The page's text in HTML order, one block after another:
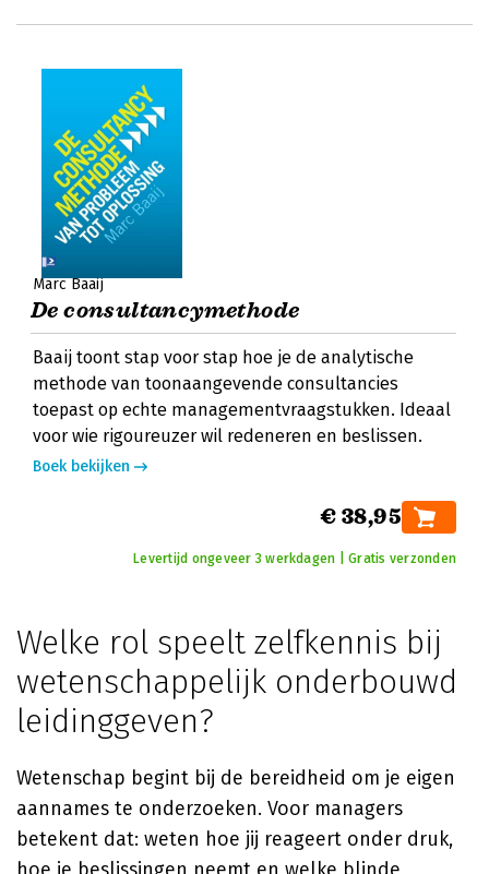
Marc Baaij
De consultancymethode
Baaij toont stap voor stap hoe je de analytische
methode van toonaangevende consultancies
toepast op echte managementvraagstukken. Ideaal
voor wie rigoureuzer wil redeneren en beslissen.
Boek bekijken
€ 38,95
Levertijd ongeveer 3 werkdagen | Gratis verzonden
Welke rol speelt zelfkennis bij
wetenschappelijk onderbouwd
leidinggeven?
Wetenschap begint bij de bereidheid om je eigen
aannames te onderzoeken. Voor managers
betekent dat: weten hoe jij reageert onder druk,